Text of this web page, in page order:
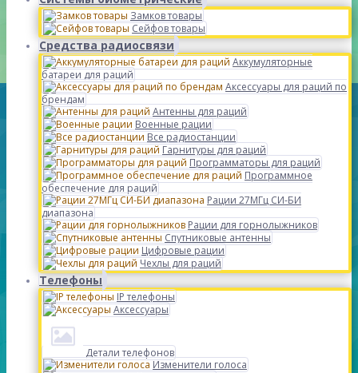
Замков товары
Сейфов товары
Средства радиосвязи
Аккумуляторные
батареи для раций
Аксессуары для раций по
брендам
Антенны для раций
Военные рации
Все радиостанции
Гарнитуры для раций
Программаторы для раций
Программное
обеспечение для раций
Рации 27МГц СИ-БИ
диапазона
Рации для горнолыжников
Спутниковые антенны
Цифровые рации
Чехлы для раций
Телефоны
IP телефоны
Аксессуары
Детали телефонов
Изменители голоса